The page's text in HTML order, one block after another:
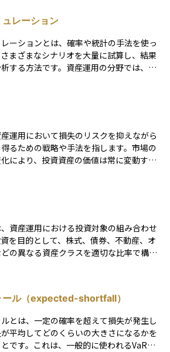
ィを標準偏差という統計的手法で数値化
スク度合いとして評価するのが一般的で
断においては、ボラティリティの大きい
い商品は低リスクと判断されます。
レーション
ーションとは、確率や統計の手法を使っ
まざまなシナリオを大量に試算し、結果
する方法です。資産運用の分野では、投
ョンを行います。その結果、資産が大き
あれば、大きく減るパターンも含まれ、
産が一定額以上になるか／足りなくなる
可能になります。 モンテカルロシ
来が不確実な中で複数の可能性を視野に
った結果（リスクの幅）を可視化する点
運用において損失のリスクを抑えながら
るための戦略や手法を指します。市場の
により、投資資産の価値は常に変動する
定するなどの方法があります。また、長
容度を考慮しながらポートフォリオを調
。適切なリスク管理を行うことで、市場
対応し、資産の保全と成長のバランスを
ます。
資産運用における投資対象の組み合わせ
を目的として、株式、債券、不動産、オ
の異なる資産クラスを適切な比率で構成
を維持します。ポートフォリオ管理は、
法です。
ール（expected-shortfall）
とは、一定の確率を超えて損失が発生し
平均してどのくらいの大きさになるかを
です。これは、一般的に使われるVaR